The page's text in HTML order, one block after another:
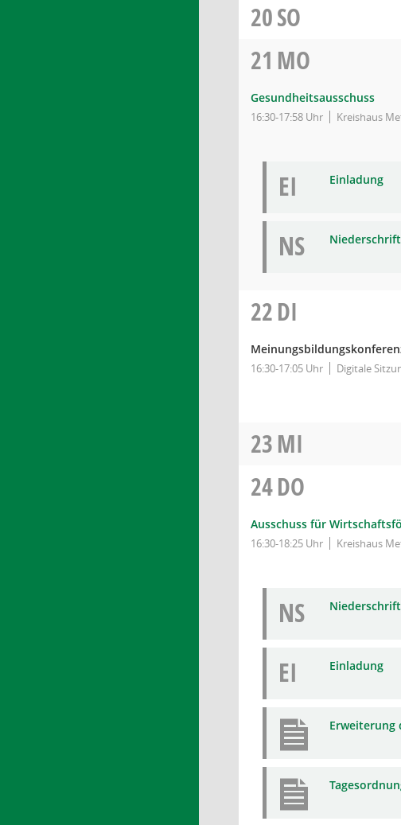
20SO
21 MO
Gesundheitsausschuss
16:30-17:58 Uhr Kreishaus
EI Einladung
NS
22DI
16:30-17:05 Uhr Digitale
23MI
24DO
Ausschuss für
16:30-18:25 Uhr Kreishaus
NS
EI Einladung
Erweiterung